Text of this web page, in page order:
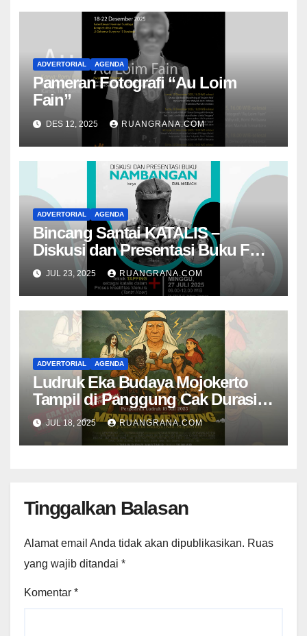
ADVERTORIAL AGENDA
Pameran Fotografi “Au Loim
Fain”
DES 12, 2025 RUANGRANA.COM
ADVERTORIAL AGENDA
Bincang Santai KATALIS –
Diskusi dan Presentasi Buku Foto
Nambangan
JUL 23, 2025 RUANGRANA.COM
ADVERTORIAL AGENDA
Ludruk Eka Budaya Mojokerto
Tampil di Panggung Cak Durasim
Membawakan Lakon “Mendhung
Mentiung”
JUL 18, 2025 RUANGRANA.COM
Tinggalkan Balasan
Alamat email Anda tidak akan dipublikasikan. Ruas
yang wajib ditandai *
Komentar *